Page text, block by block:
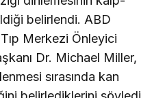
belirlendi. ABD
Merkezi Önleyici
Dr. Michael Miller,
sırasında kan